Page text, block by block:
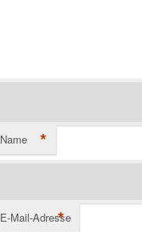
Name *
E-Mail-Adresse
*